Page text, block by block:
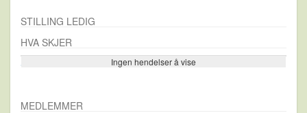
STILLING LEDIG
HVA SKJER
Ingen hendelser å vise
Se flere…
MEDLEMMER